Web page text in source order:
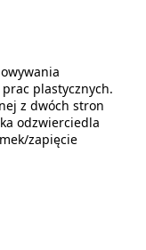
plastycznych.
z dwóch stron
odzwierciedla
zapięcie